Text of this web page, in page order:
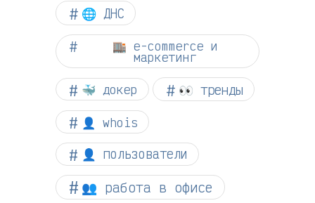
🌐 ДНС
🏬 e-commerce и
маркетинг
🐳 докер 👀 тренды
👤 whois
👤 пользователи
👥 работа в офисе